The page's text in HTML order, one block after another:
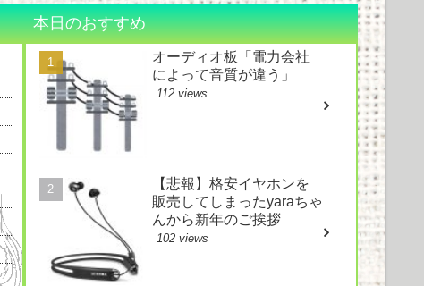
本日のおすすめ
オーディオ板「電力会社
によって音質が違う」
112 views
【悲報】格安イヤホンを
販売してしまったyaraちゃ
んから新年のご挨拶
102 views